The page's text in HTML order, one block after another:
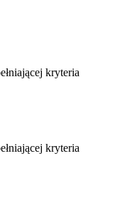
kryteria
kryteria